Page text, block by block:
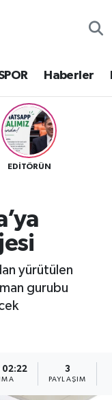
Haberler
EDİTÖRÜN
yürütülen
gurubu
02:22 3
PAYLAŞIM